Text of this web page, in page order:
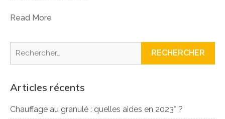
Read More
Articles récents
Chauffage au granulé : quelles aides en 2023* ?